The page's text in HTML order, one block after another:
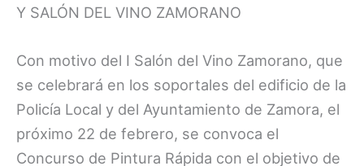
Y SALÓN DEL VINO ZAMORANO
Con motivo del I Salón del Vino Zamorano, que
se celebrará en los soportales del edificio de la
Policía Local y del Ayuntamiento de Zamora, el
próximo 22 de febrero, se convoca el
Concurso de Pintura Rápida con el objetivo de